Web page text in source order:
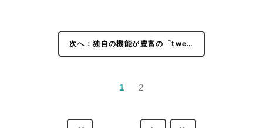
次へ：独自の機能が豊富の「twe…
1 2